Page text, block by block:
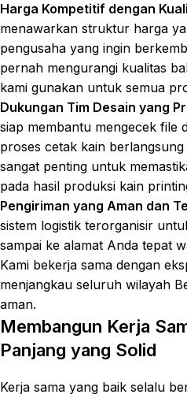
Harga Kompetitif dengan
menawarkan struktur harga
pengusaha yang ingin
pernah mengurangi kualitas
kami gunakan untuk semua
Dukungan Tim Desain yang
siap membantu mengecek file
proses cetak kain
sangat penting untuk
pada hasil produksi kain
Pengiriman yang Aman dan
sistem logistik terorganisir
sampai ke alamat Anda tepat
Kami bekerja sama dengan
menjangkau seluruh wilayah
aman.
Membangun Kerja
Panjang yang Solid
Kerja sama yang baik selalu